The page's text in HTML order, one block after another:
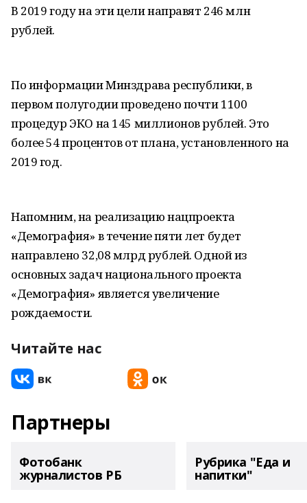
В 2019 году на эти цели направят 246 млн
рублей.
По информации Минздрава республики, в
первом полугодии проведено почти 1100
процедур ЭКО на 145 миллионов рублей. Это
более 54 процентов от плана, установленного на
2019 год.
Напомним, на реализацию нацпроекта
«Демография» в течение пяти лет будет
направлено 32,08 млрд рублей. Одной из
основных задач национального проекта
«Демография» является увеличение
рождаемости.
Читайте нас
Партнеры
Фотобанк
журналистов РБ
Рубрика "Еда и
напитки"